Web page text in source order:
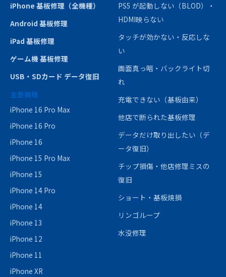
iPhone 基板修理（全機種）
Android 基板修理
iPad 基板修理
ゲーム機 基板修理
USB・SDカード データ復旧
主要機種
iPhone 16 Pro Max
iPhone 16 Pro
iPhone 16
iPhone 15 Pro Max
iPhone 15
iPhone 14 Pro
iPhone 14
iPhone 13
iPhone 12
iPhone 11
iPhone XR
PS5 が起動しない（BLOD）・
HDMI映らない
タッチが効かない・反応しな
い
画面真っ暗・バックライト切
れ
充電できない（基板由来）
他店で断られた基板修理
データだけ取り出したい（デ
ータ復旧）
チップ損傷・他店修理ミスの
復旧
ショート・基板焼損
リンゴループ
水没修理